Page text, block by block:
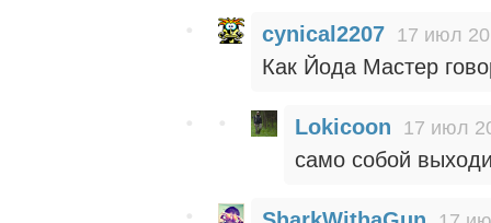
cynical2207 17 июл
Как Йода Мастер
Lokicoon 17 июл
само собой